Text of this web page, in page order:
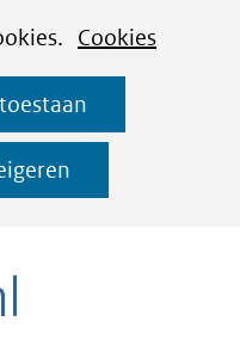
Cookies
de